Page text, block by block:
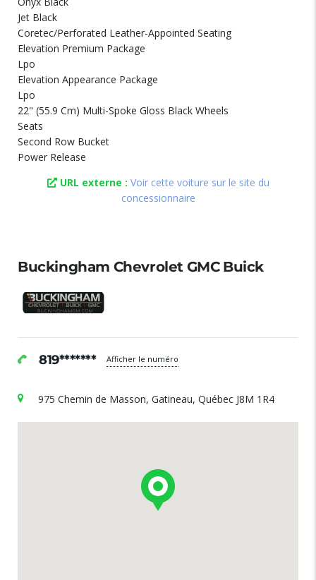
Jet Black
Coretec/Perforated Leather-Appointed Seating
Elevation Premium Package
Lpo
Elevation Appearance Package
Lpo
22" (55.9 Cm) Multi-Spoke Gloss Black Wheels
Seats
Second Row Bucket
Power Release
URL externe : Voir cette voiture sur le site du
concessionnaire
Buckingham Chevrolet GMC Buick
819******* Afficher le numéro
975 Chemin de Masson, Gatineau, Québec J8M 1R4